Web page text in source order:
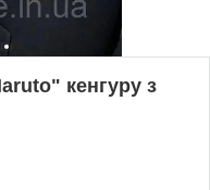
кенгуру з